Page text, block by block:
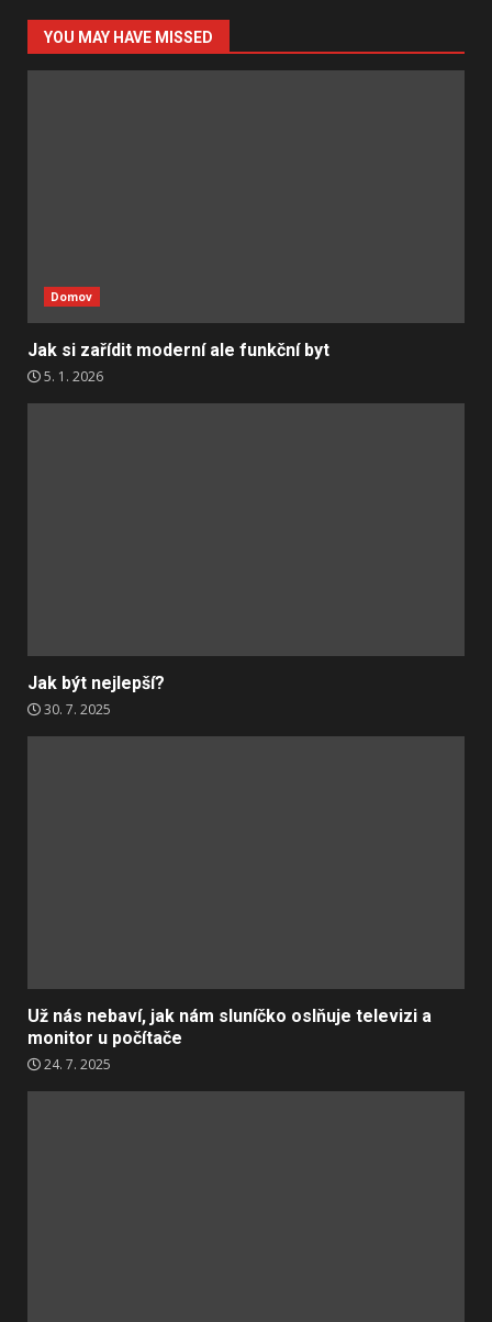
YOU MAY HAVE MISSED
Domov
Jak si zařídit moderní ale funkční byt
5. 1. 2026
Jak být nejlepší?
30. 7. 2025
Už nás nebaví, jak nám sluníčko oslňuje televizi a
monitor u počítače
24. 7. 2025